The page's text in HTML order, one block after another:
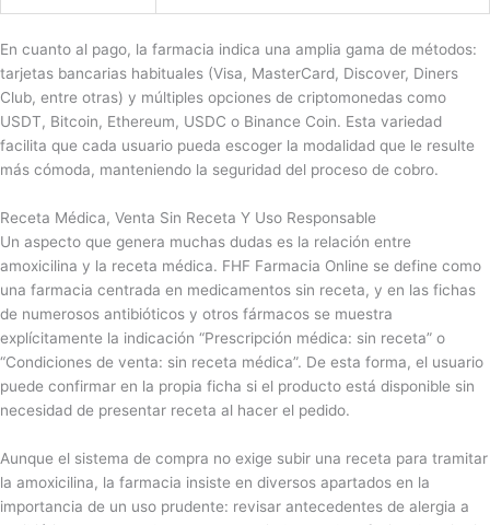
En cuanto al pago, la farmacia indica una amplia gama de métodos:
tarjetas bancarias habituales (Visa, MasterCard, Discover, Diners
Club, entre otras) y múltiples opciones de criptomonedas como
USDT, Bitcoin, Ethereum, USDC o Binance Coin. Esta variedad
facilita que cada usuario pueda escoger la modalidad que le resulte
más cómoda, manteniendo la seguridad del proceso de cobro.
Receta Médica, Venta Sin Receta Y Uso Responsable
Un aspecto que genera muchas dudas es la relación entre
amoxicilina y la receta médica. FHF Farmacia Online se define como
una farmacia centrada en medicamentos sin receta, y en las fichas
de numerosos antibióticos y otros fármacos se muestra
explícitamente la indicación “Prescripción médica: sin receta” o
“Condiciones de venta: sin receta médica”. De esta forma, el usuario
puede confirmar en la propia ficha si el producto está disponible sin
necesidad de presentar receta al hacer el pedido.
Aunque el sistema de compra no exige subir una receta para tramitar
la amoxicilina, la farmacia insiste en diversos apartados en la
importancia de un uso prudente: revisar antecedentes de alergia a